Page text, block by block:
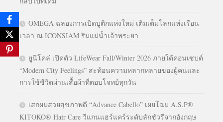
OMEGA ฉลองการเปิดบูติกแห่งใหม่ เติมเต็มโลกแห่งเรือน
เวลา ณ ICONSIAM ริมแม่น้ำเจ้าพระยา
ยูนิโคล่ เปิดตัว LifeWear Fall/Winter 2026 ภายใต้คอนเซปต์
“Modern City Feelings” สะท้อนความหลากหลายของผู้คนและ
การใช้ชีวิตผ่านเสื้อผ้าที่ตอบโจทย์ทุกวัน
เสกผมสวยสุขภาพดี “Advance Cabello” เผยโฉม A.S.P®
KITOKO® Hair Care วีแกนแฮร์แคร์ระดับลักชัวรีจากอังกฤษ